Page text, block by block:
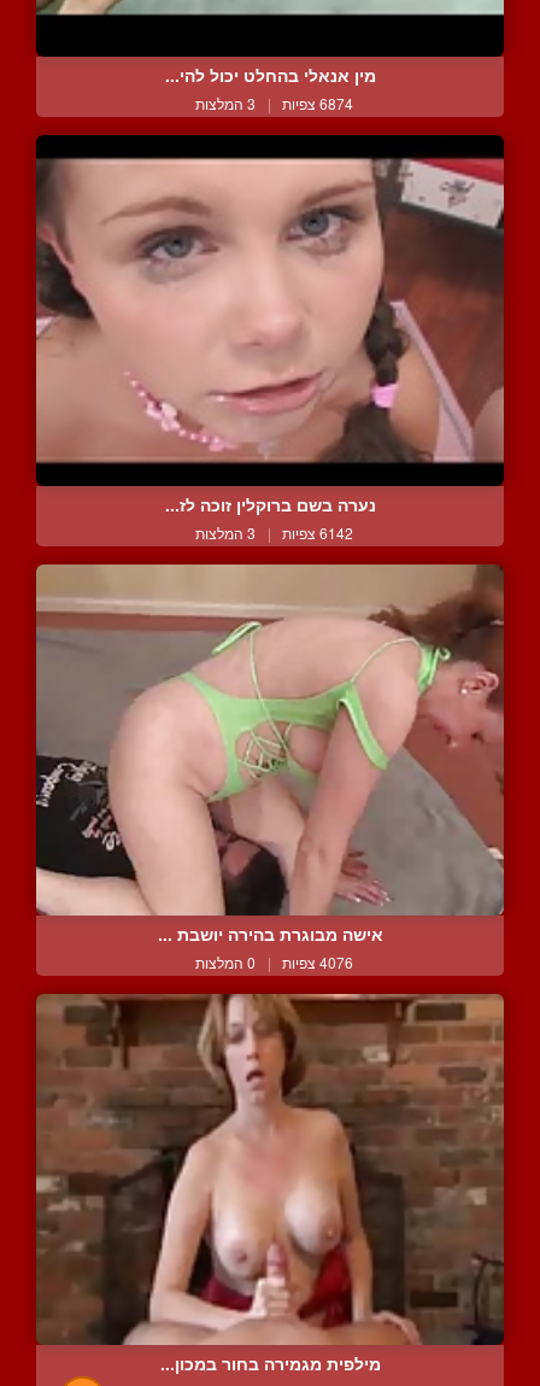
מין אנאלי בהחלט יכול להי...
6874 צפיות | 3 המלצות
נערה בשם ברוקלין זוכה לז...
6142 צפיות | 3 המלצות
אישה מבוגרת בהירה יושבת ...
4076 צפיות | 0 המלצות
מילפית מגמירה בחור במכון...